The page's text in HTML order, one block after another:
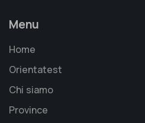
Menu
Home
Orientatest
Chi siamo
Province